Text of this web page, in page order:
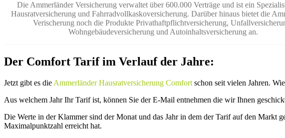
Die Ammerländer Versicherung verwaltet über 600.000 Verträge und ist ein
Hausratversicherung und Fahrradvollkaskoversicherung. Darüber hinaus bietet die
Verischerung noch die Produkte Privathaftpflichtversicherung,
Wohngebäudeversicherung und Autoinhaltsversicherung an.
Der Comfort Tarif im Verlauf der Jahre:
Jetzt gibt es die Ammerländer Hausratversicherung Comfort schon seit vielen Jahren.
Aus welchem Jahr Ihr Tarif ist, können Sie der E-Mail entnehmen die wir Ihnen
Die Werte in der Klammer sind der Monat und das Jahr in dem der Tarif auf den Markt
Maximalpunktzahl erreicht hat.